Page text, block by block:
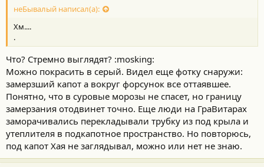
неБывалый написал(а):
Хм....
.
Что? Стремно выглядят? :mosking:
Можно покрасить в серый. Видел еще фотку снаружи:
замерзший капот а вокруг форсунок все оттаявшее.
Понятно, что в суровые морозы не спасет, но границу
замерзания отодвинет точно. Еще люди на ГраВитарах
заморачивались перекладывали трубку из под крыла и
утеплителя в подкапотное пространство. Но повторюсь,
под капот Хая не заглядывал, можно или нет не знаю.